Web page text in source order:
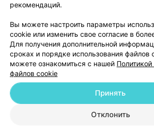
Обработка персональных
© 2026 ООО «Артокс Лаб», УНП 191700409
| 220012,
рекомендаций.
Вы можете настроить параметры
cookie или изменить свое согласие в
Для получения дополнительной
сроках и порядке использования файлов
можете ознакомиться с нашей
файлов cookie
Отклонить
Принять